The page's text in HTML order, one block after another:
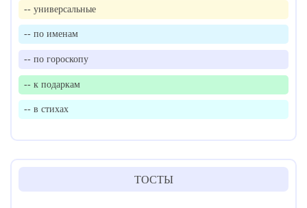
-- универсальные
-- по именам
-- по гороскопу
-- к подаркам
-- в стихах
ТОСТЫ